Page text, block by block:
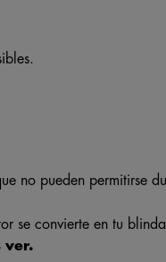
no pueden permitirse
se convierte en tu
ver.